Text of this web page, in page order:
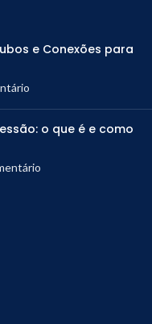
e Conexões para
o que é e como